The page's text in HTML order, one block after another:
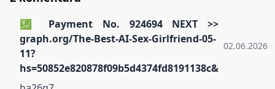
💹 Payment No. 924694 NEXT >>
graph.org/The-Best-AI-Sex-Girlfriend-05-
11?
hs=50852e820878f09b5d4374fd8191138c&
02.06.2026.